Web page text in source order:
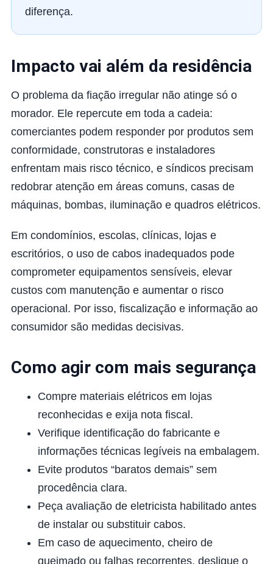
diferença.
Impacto vai além da residência
O problema da fiação irregular não atinge só o
morador. Ele repercute em toda a cadeia:
comerciantes podem responder por produtos sem
conformidade, construtoras e instaladores
enfrentam mais risco técnico, e síndicos precisam
redobrar atenção em áreas comuns, casas de
máquinas, bombas, iluminação e quadros elétricos.
Em condomínios, escolas, clínicas, lojas e
escritórios, o uso de cabos inadequados pode
comprometer equipamentos sensíveis, elevar
custos com manutenção e aumentar o risco
operacional. Por isso, fiscalização e informação ao
consumidor são medidas decisivas.
Como agir com mais segurança
Compre materiais elétricos em lojas
reconhecidas e exija nota fiscal.
Verifique identificação do fabricante e
informações técnicas legíveis na embalagem.
Evite produtos “baratos demais” sem
procedência clara.
Peça avaliação de eletricista habilitado antes
de instalar ou substituir cabos.
Em caso de aquecimento, cheiro de
queimado ou falhas recorrentes, desligue o